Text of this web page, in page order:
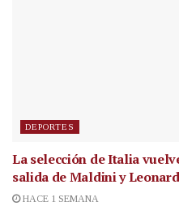
DEPORTES
La selección de Italia
salida de Maldini y
HACE 1 SEMANA